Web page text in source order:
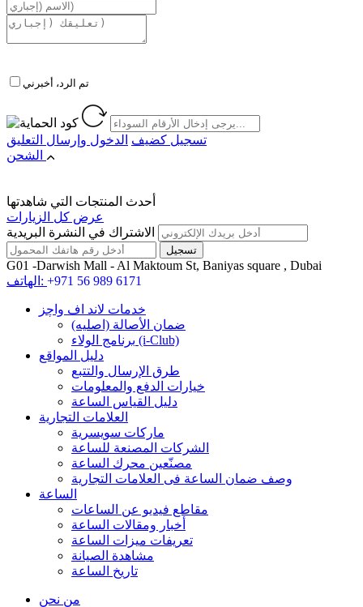
تم الرد، أخبرني
تسجيل كضيف الدخول وإرسال التعليق
أحدث المنتجات التي شاهدتها
عرض كل الزيارات
الاشتراك في النشرة البريدية
G01 -Darwish Mall - Al Maktoum St, Baniyas square , Dubai
الهاتف: +971 56 989 6171
خدمات لاند اف واچز
ضمان الأصالة (اصلیه)
برنامج الولاء (i-Club)
دليل المواقع
طرق الإرسال والتتبع
خيارات الدفع والمعلومات
دليل القياس الساعة
العلامات التجارية
ماركات سويسرية
الشركات المصنعة للساعة
مصنّعين محرك الساعة
وصف ضمان الساعة فی العلامات التجارية
الساعة
مقاطع فيديو عن الساعات
أخبار ومقالات الساعة
تعريفات ميزات الساعة
مشاهدة الصيانة
تاريخ الساعة
من نحن